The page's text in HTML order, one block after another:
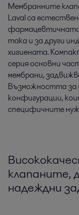
Мембранните
Laval са
така и за други
хигиената.
серия основни
мембрани,
Възможността за
конфигурации,
специфичните
клапаните,
надеждни